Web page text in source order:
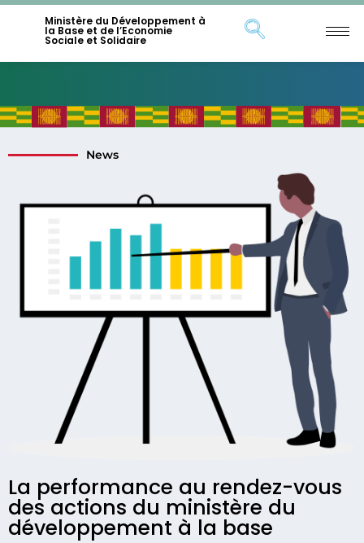
Ministère du Développement à
la Base et de l’Economie
Sociale et Solidaire
La performance au rendez-vous
des actions du ministère du
développement à la base
News